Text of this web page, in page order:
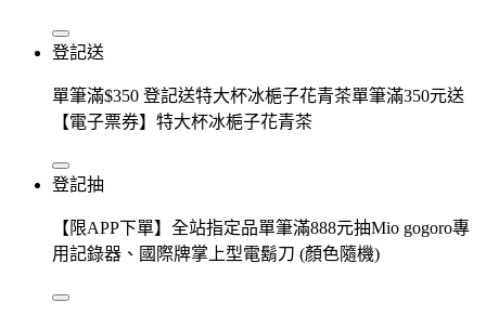
登記送
單筆滿$350 登記送特大杯冰梔子花青茶單筆滿350元送
【電子票券】特大杯冰梔子花青茶
登記抽
【限APP下單】全站指定品單筆滿888元抽Mio gogoro專
用記錄器、國際牌掌上型電鬍刀 (顏色隨機)